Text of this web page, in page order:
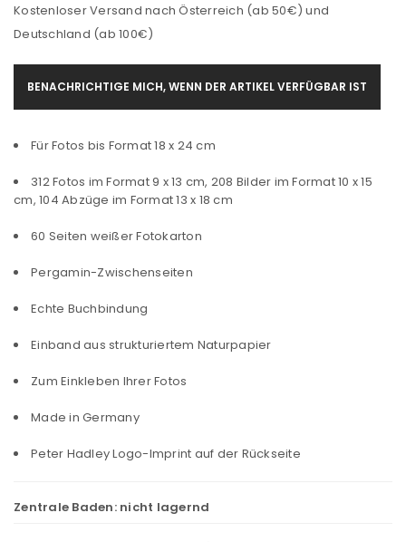
Kostenloser Versand nach Österreich (ab 50€) und
Deutschland (ab 100€)
BENACHRICHTIGE MICH, WENN DER ARTIKEL VERFÜGBAR IST
Für Fotos bis Format 18 x 24 cm
312 Fotos im Format 9 x 13 cm, 208 Bilder im Format 10 x 15
cm, 104 Abzüge im Format 13 x 18 cm
60 Seiten weißer Fotokarton
Pergamin-Zwischenseiten
Echte Buchbindung
Einband aus strukturiertem Naturpapier
Zum Einkleben Ihrer Fotos
Made in Germany
Peter Hadley Logo-Imprint auf der Rückseite
Zentrale Baden: nicht lagernd